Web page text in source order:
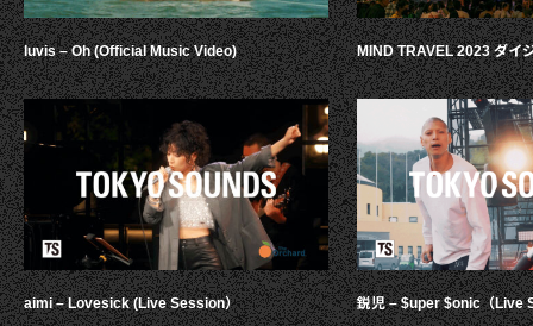
luvis – Oh (Official Music Video)
aimi – Lovesick (Live Session）
MIND TRAVEL 2023 ダイ
鋭児 – $uper $onic（Live